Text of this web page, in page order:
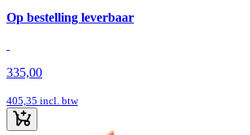
Op bestelling leverbaar
335,00
405,35 incl. btw